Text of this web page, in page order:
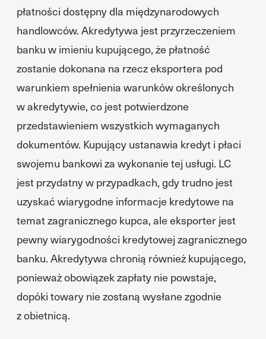
płatności dostępny dla międzynarodowych
handlowców. Akredytywa jest przyrzeczeniem
banku w imieniu kupującego, że płatność
zostanie dokonana na rzecz eksportera pod
warunkiem spełnienia warunków określonych
w akredytywie, co jest potwierdzone
przedstawieniem wszystkich wymaganych
dokumentów. Kupujący ustanawia kredyt i płaci
swojemu bankowi za wykonanie tej usługi. LC
jest przydatny w przypadkach, gdy trudno jest
uzyskać wiarygodne informacje kredytowe na
temat zagranicznego kupca, ale eksporter jest
pewny wiarygodności kredytowej zagranicznego
banku. Akredytywa chronią również kupującego,
ponieważ obowiązek zapłaty nie powstaje,
dopóki towary nie zostaną wysłane zgodnie
z obietnicą.